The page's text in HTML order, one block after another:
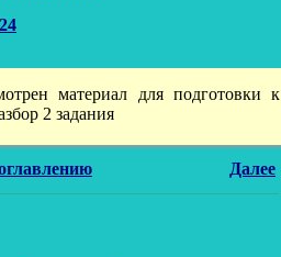
материал для
2 задания
Далее